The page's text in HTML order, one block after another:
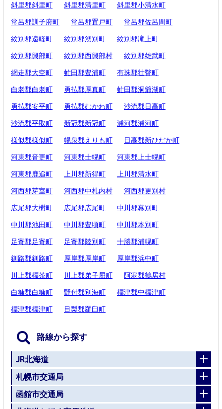
斜里郡斜里町 斜里郡清里町 斜里郡小清水町
常呂郡訓子府町 常呂郡置戸町 常呂郡佐呂間町
紋別郡遠軽町 紋別郡湧別町 紋別郡滝上町
紋別郡興部町 紋別郡西興部村 紋別郡雄武町
網走郡大空町 虻田郡豊浦町 有珠郡壮瞥町
白老郡白老町 勇払郡厚真町 虻田郡洞爺湖町
勇払郡安平町 勇払郡むかわ町 沙流郡日高町
沙流郡平取町 新冠郡新冠町 浦河郡浦河町
様似郡様似町 幌泉郡えりも町 日高郡新ひだか町
河東郡音更町 河東郡士幌町 河東郡上士幌町
河東郡鹿追町 上川郡新得町 上川郡清水町
河西郡芽室町 河西郡中札内村 河西郡更別村
広尾郡大樹町 広尾郡広尾町 中川郡幕別町
中川郡池田町 中川郡豊頃町 中川郡本別町
足寄郡足寄町 足寄郡陸別町 十勝郡浦幌町
釧路郡釧路町 厚岸郡厚岸町 厚岸郡浜中町
川上郡標茶町 川上郡弟子屈町 阿寒郡鶴居村
白糠郡白糠町 野付郡別海町 標津郡中標津町
標津郡標津町 目梨郡羅臼町
路線から探す
JR北海道
札幌市交通局
函館市交通局